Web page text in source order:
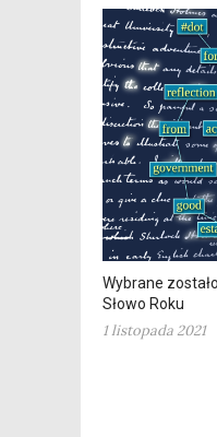
Wybrane
Słowo Roku
1 listopada 2021